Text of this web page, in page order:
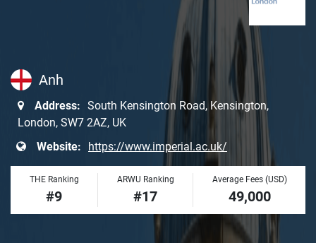
Anh
Address: South Kensington Road, Kensington,
London, SW7 2AZ, UK
Website:
https://www.imperial.ac.uk/
THE Ranking
#9
ARWU Ranking
#17
Average Fees (USD)
49,000